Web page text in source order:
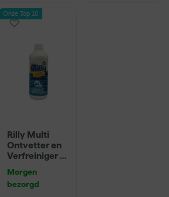
Onze Top 10
Rilly Multi
Ontvetter en
Verfreiniger –
Morgen
bezorgd